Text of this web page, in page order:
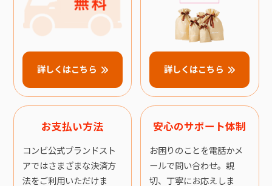
詳しくはこちら 詳しくはこちら
お支払い方法
コンビ公式ブランドスト
アではさまざまな決済方
法をご利用いただけま
安心のサポート体制
お困りのことを電話かメ
ールで問い合わせ。親
切、丁寧にお応えしま